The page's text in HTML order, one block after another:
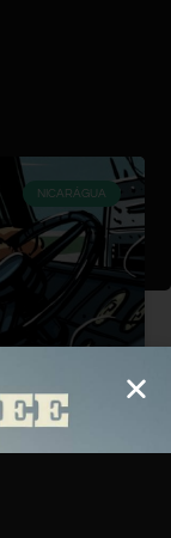
NICARÁGUA
Do